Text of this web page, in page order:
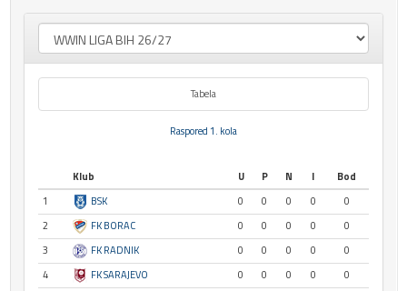
Tabela
Raspored 1. kola
Klub U P N I
Bod
1
BSK 0 0 0 0
0
2
FK BORAC 0 0 0 0
0
3
FK RADNIK 0 0 0 0
0
4
FK SARAJEVO 0 0 0 0
0